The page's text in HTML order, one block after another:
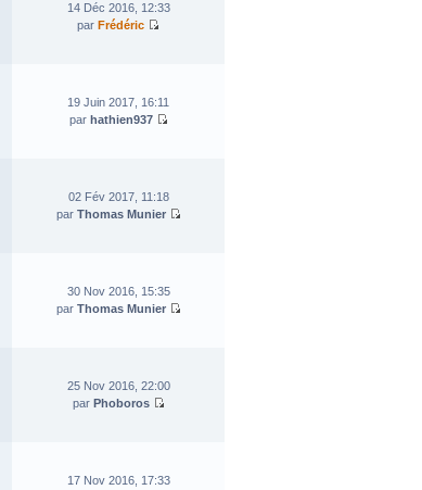
14 Déc 2016, 12:33
par Frédéric
19 Juin 2017, 16:11
par hathien937
02 Fév 2017, 11:18
par Thomas Munier
30 Nov 2016, 15:35
par Thomas Munier
25 Nov 2016, 22:00
par Phoboros
17 Nov 2016, 17:33